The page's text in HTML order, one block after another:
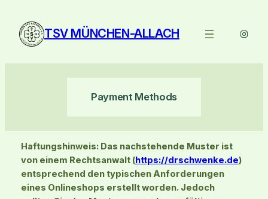
Inhalt
springen TSV MÜNCHEN-ALLACH
Payment Methods
Haftungshinweis: Das nachstehende Muster ist
von einem Rechtsanwalt (https://drschwenke.de)
entsprechend den typischen Anforderungen
eines Onlineshops erstellt worden. Jedoch